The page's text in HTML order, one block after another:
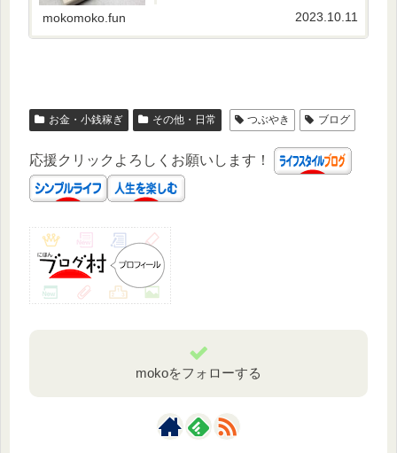
mokomoko.fun 2023.10.11
お金・小銭稼ぎ その他・日常 つぶやき ブログ
応援クリックよろしくお願いします！
mokoをフォローする